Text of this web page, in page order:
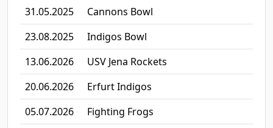
31.05.2025
Cannons Bowl
23.08.2025
Indigos Bowl
13.06.2026
USV Jena Rockets
20.06.2026
Erfurt Indigos
05.07.2026
Fighting Frogs